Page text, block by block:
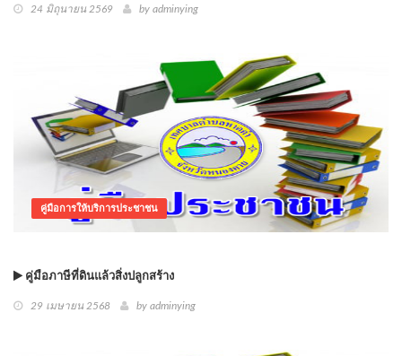
24 มิถุนายน 2569 by adminying
คู่มือการให้บริการประชาชน
คู่มือภาษีที่ดินแล้วสิ่งปลูกสร้าง
29 เมษายน 2568 by adminying